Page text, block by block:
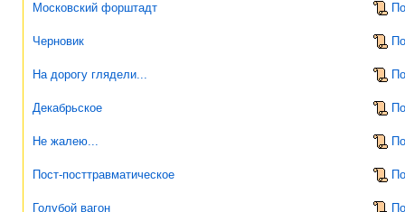
Московский форштадт
Черновик
На дорогу глядели...
Декабрьское
Не жалею...
Пост-посттравматическое
Голубой вагон